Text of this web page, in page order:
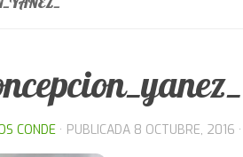
CONDE · PUBLICADA 8 OCTUBRE, 2016